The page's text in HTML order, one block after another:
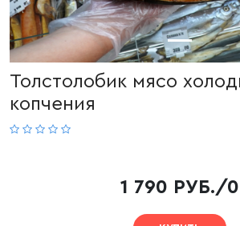
Толстолобик мясо
копчения
1 790 РУБ./0